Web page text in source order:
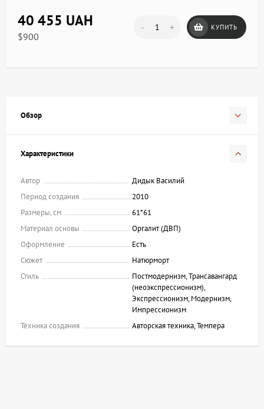
40 455 UAH
$900
- + КУПИТЬ
Обзор
Характеристики
Автор
Дидык Василий
Период создания
2010
Размеры, см
61*61
Материал основы
Оргалит (ДВП)
Оформление
Есть
Сюжет
Натюрморт
Стиль
Постмодернизм, Трансавангард
(неоэкспрессионизм),
Экспрессионизм, Модернизм,
Импрессионизм
Техника создания
Авторская техника, Темпера